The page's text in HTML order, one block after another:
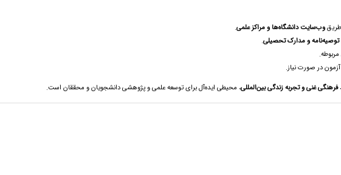
طریقوب‌سایت دانشگاه‌ها و مراکز علمی.
توصیه‌نامه و مدارک تحصیلی.
مربوطه.
در صورت نیاز.
غنی و تجربه زندگی بین‌المللی، محیطی ایده‌آل برای توسعه علمی و پژوهشی دانشجویان و محققان است.